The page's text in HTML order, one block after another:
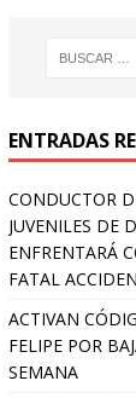
ENTRADAS
CONDUCTOR
JUVENILES DE
ENFRENTARÁ
FATAL
ACTIVAN
FELIPE POR
SEMANA